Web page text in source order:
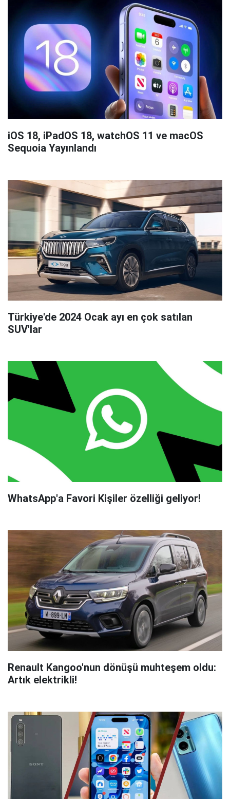
iOS 18, iPadOS 18, watchOS 11 ve macOS
Sequoia Yayınlandı
Türkiye'de 2024 Ocak ayı en çok satılan
SUV'lar
WhatsApp'a Favori Kişiler özelliği geliyor!
Renault Kangoo'nun dönüşü muhteşem oldu:
Artık elektrikli!